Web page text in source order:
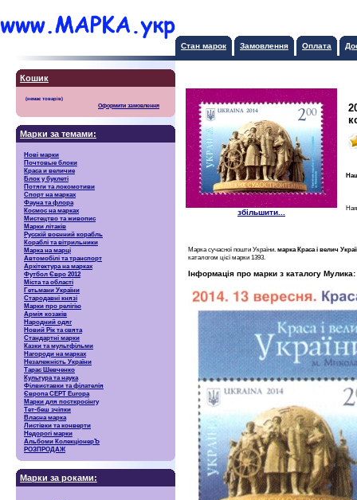
Стан марок Замовлення Оплата
Кошик
Оформити замовлення
Марки за темами:
Нові марки
Почтовые блоки
Краса и величие
Блок у буклеті
Потяги та локомотиви
Спорт на марках
Фауна та флора
Космос на марках
Мистецтво та живопис
Марки літаків
Русскiй воєнний корабль
Кораблі та вітрильники
Марка на марці
Автомобілі та транспорт
Архітектура на марках
Футбол Євро 2012
Міста та області
Гетьмани України
Стародавні князі
Марки про релігію
Армія козаків
Народний одяг
Новий Рік та свята
Стандартні марки
Казки та мультфільми
Нагороди на марках
Незалежність України
Тарас Шевченко
Культура та наука
Філвиставки та філателія
Європа CEPT Europa
Марки для посткросінгу
Тет-беш зчіпки
Власна марка
Листівки та конверти
Недорогі марки
Альбоми КолекціонерЪ
РОЗПРОДАЖ
Марки за роками:
збільшити...
Марка сучасної пошти України. марка Краса і велич
каталогом цієї марки 1393.
Інформація про марки з каталогу Мулика: